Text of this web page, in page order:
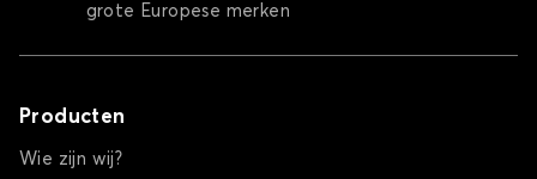
grote Europese merken
Producten
Wie zijn wij?